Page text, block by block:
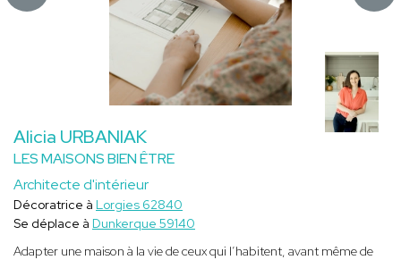
Alicia URBANIAK
LES MAISONS BIEN ÊTRE
Architecte d'intérieur
Décoratrice à Lorgies 62840
Se déplace à Dunkerque 59140
Adapter une maison à la vie de ceux qui l’habitent, avant même de